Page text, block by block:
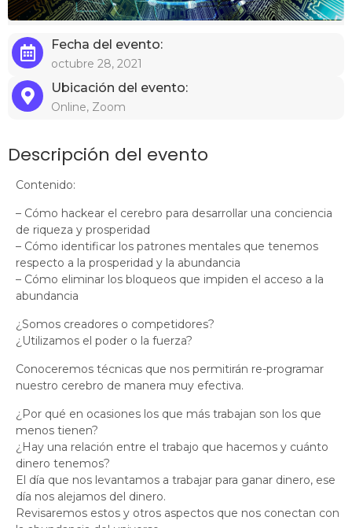
Fecha del evento:
octubre 28, 2021
Ubicación del evento:
Online, Zoom
Descripción del evento
Contenido:
– Cómo hackear el cerebro para desarrollar una conciencia
de riqueza y prosperidad
– Cómo identificar los patrones mentales que tenemos
respecto a la prosperidad y la abundancia
– Cómo eliminar los bloqueos que impiden el acceso a la
abundancia
¿Somos creadores o competidores?
¿Utilizamos el poder o la fuerza?
Conoceremos técnicas que nos permitirán re-programar
nuestro cerebro de manera muy efectiva.
¿Por qué en ocasiones los que más trabajan son los que
menos tienen?
¿Hay una relación entre el trabajo que hacemos y cuánto
dinero tenemos?
El día que nos levantamos a trabajar para ganar dinero, ese
día nos alejamos del dinero.
Revisaremos estos y otros aspectos que nos conectan con